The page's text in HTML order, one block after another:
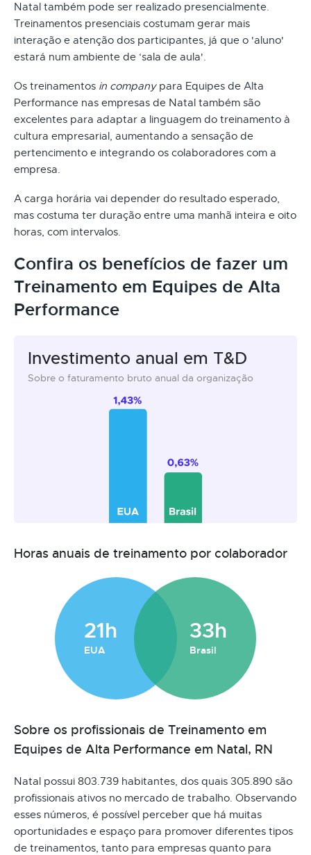
Natal também pode ser realizado presencialmente.
Treinamentos presenciais costumam gerar mais
interação e atenção dos participantes, já que o 'aluno'
estará num ambiente de ‘sala de aula'.
Os treinamentos in companypara Equipes de Alta
Performance nas empresas de Natal também são
excelentes para adaptar a linguagem do treinamento à
cultura empresarial, aumentando a sensação de
pertencimento e integrando os colaboradores com a
empresa.
A carga horária vai depender do resultado esperado,
mas costuma ter duração entre uma manhã inteira e oito
horas, com intervalos.
Confira os benefícios de fazer um
Treinamento em Equipes de Alta
Performance
Investimento anual em T&D
Sobre o faturamento bruto anual da organização
Horas anuais de treinamento por colaborador
21h
EUA
33h
Brasil
Sobre os profissionais de Treinamento em
Equipes de Alta Performance em Natal, RN
Natal possui 803.739 habitantes, dos quais 305.890 são
profissionais ativos no mercado de trabalho. Observando
esses números, é possível perceber que há muitas
oportunidades e espaço para promover diferentes tipos
de treinamentos, tanto para empresas quanto para